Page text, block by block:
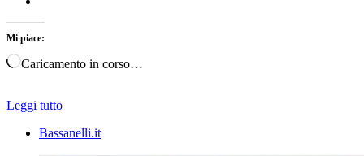
Mi piace:
Caricamento in corso…
Leggi tutto
Bassanelli.it